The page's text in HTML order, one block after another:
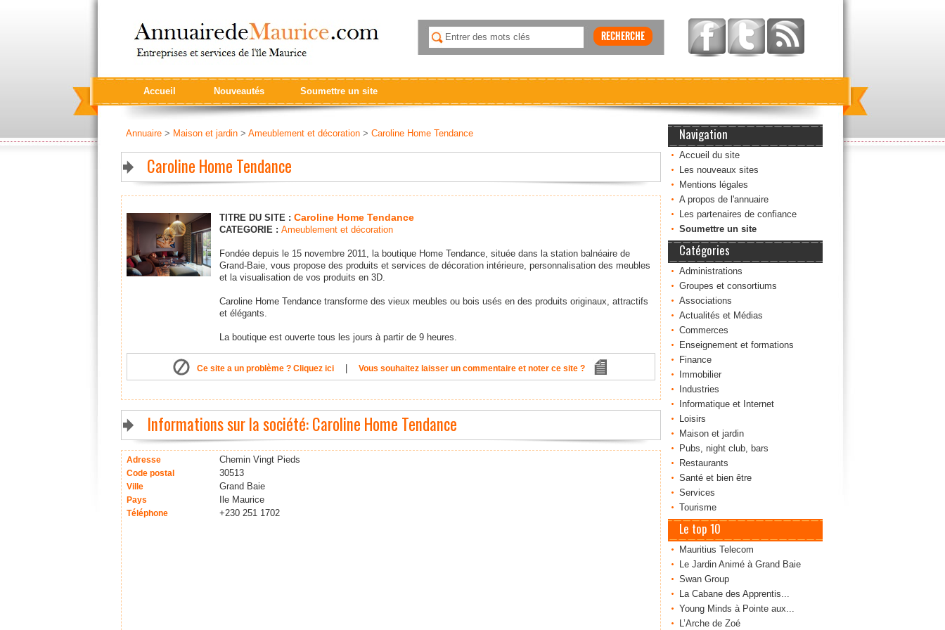
Accueil Nouveautés Soumettre un site
Navigation
Accueil du site
Les nouveaux sites
Mentions légales
A propos de l'annuaire
Les partenaires de confiance
Soumettre un site
Catégories
Administrations
Groupes et consortiums
Associations
Actualités et Médias
Commerces
Enseignement et formations
Finance
Immobilier
Industries
Informatique et Internet
Loisirs
Maison et jardin
Pubs, night club, bars
Restaurants
Santé et bien être
Services
Tourisme
Le top 10
Mauritius Telecom
Le Jardin Animé à Grand Baie
Swan Group
La Cabane des Apprentis...
Young Minds à Pointe aux...
L’Arche de Zoé
Annuaire > Maison et jardin > Ameublement et décoration > Caroline Home Tendance
Caroline Home Tendance
TITRE DU SITE : Caroline Home Tendance
CATEGORIE : Ameublement et décoration
Fondée depuis le 15 novembre 2011, la boutique Home Tendance, située dans la station balnéaire de
Grand-Baie, vous propose des produits et services de décoration intérieure, personnalisation des meubles
et la visualisation de vos produits en 3D.
Caroline Home Tendance transforme des vieux meubles ou bois usés en des produits originaux, attractifs
et élégants.
La boutique est ouverte tous les jours à partir de 9 heures.
Ce site a un problème ? Cliquez ici Vous souhaitez laisser un commentaire et noter ce site ?
Informations sur la société: Caroline Home Tendance
Adresse Chemin Vingt Pieds
Code postal 30513
Ville Grand Baie
Pays Ile Maurice
Téléphone +230 251 1702